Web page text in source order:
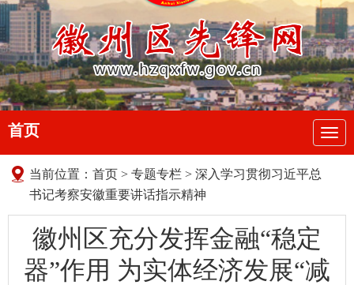
导
航
首页
当前位置： 首页 > 专题专栏 > 深入学习贯彻习近平总
书记考察安徽重要讲话指示精神
徽州区充分发挥金融“稳定
器”作用 为实体经济发展“减